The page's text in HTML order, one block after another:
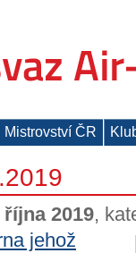
Mistrovství ČR
října 2019,
jehož